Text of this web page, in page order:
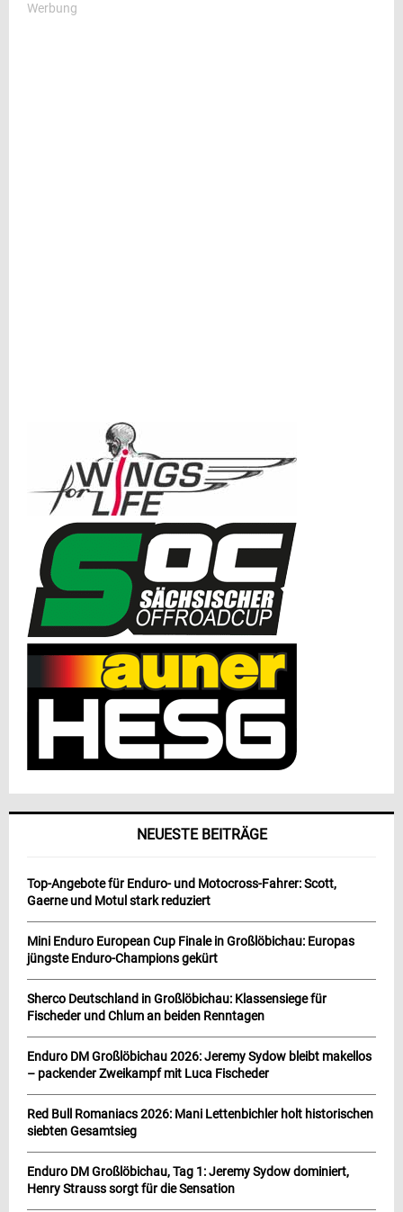
Werbung
NEUESTE BEITRÄGE
Top-Angebote für Enduro- und Motocross-Fahrer: Scott,
Gaerne und Motul stark reduziert
Mini Enduro European Cup Finale in Großlöbichau: Europas
jüngste Enduro-Champions gekürt
Sherco Deutschland in Großlöbichau: Klassensiege für
Fischeder und Chlum an beiden Renntagen
Enduro DM Großlöbichau 2026: Jeremy Sydow bleibt makellos
– packender Zweikampf mit Luca Fischeder
Red Bull Romaniacs 2026: Mani Lettenbichler holt historischen
siebten Gesamtsieg
Enduro DM Großlöbichau, Tag 1: Jeremy Sydow dominiert,
Henry Strauss sorgt für die Sensation